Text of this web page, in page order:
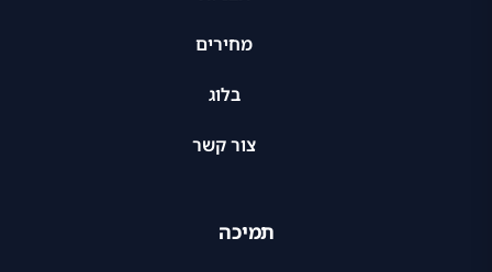
מחירים
בלוג
צור קשר
תמיכה